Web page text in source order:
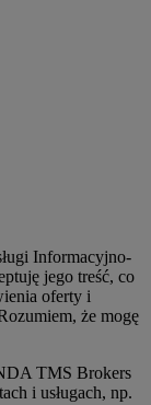
Informacyjno-
jego treść, co
oferty i
że mogę
TMS Brokers
i usługach, np.